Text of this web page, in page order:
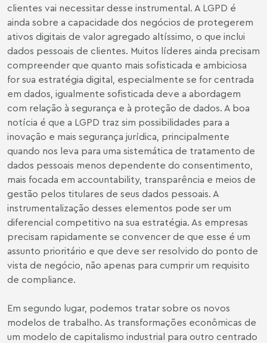
clientes vai necessitar desse instrumental. A LGPD é
ainda sobre a capacidade dos negócios de protegerem
ativos digitais de valor agregado altíssimo, o que inclui
dados pessoais de clientes. Muitos líderes ainda precisam
compreender que quanto mais sofisticada e ambiciosa
for sua estratégia digital, especialmente se for centrada
em dados, igualmente sofisticada deve a abordagem
com relação à segurança e à proteção de dados. A boa
notícia é que a LGPD traz sim possibilidades para a
inovação e mais segurança jurídica, principalmente
quando nos leva para uma sistemática de tratamento de
dados pessoais menos dependente do consentimento,
mais focada em accountability, transparência e meios de
gestão pelos titulares de seus dados pessoais. A
instrumentalização desses elementos pode ser um
diferencial competitivo na sua estratégia. As empresas
precisam rapidamente se convencer de que esse é um
assunto prioritário e que deve ser resolvido do ponto de
vista de negócio, não apenas para cumprir um requisito
de compliance.
Em segundo lugar, podemos tratar sobre os novos
modelos de trabalho. As transformações econômicas de
um modelo de capitalismo industrial para outro centrado